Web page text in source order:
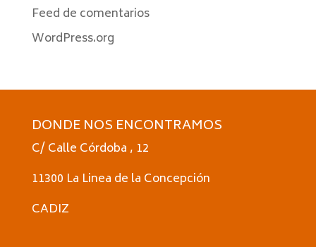
Feed de comentarios
WordPress.org
DONDE NOS ENCONTRAMOS
C/ Calle Córdoba , 12
11300 La Linea de la Concepción
CADIZ